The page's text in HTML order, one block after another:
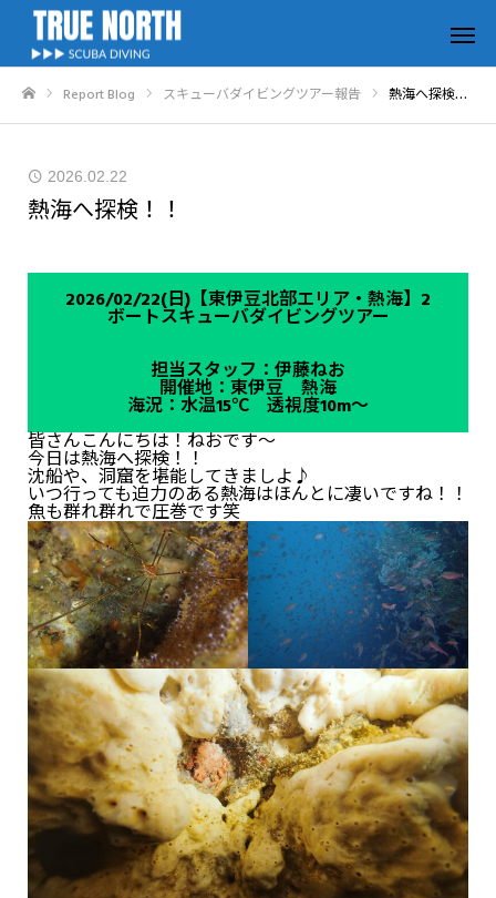
Report Blog スキューバダイビングツアー報告 熱海へ探検！！
2026.02.22
熱海へ探検！！
2026/02/22(日)【東伊豆北部エリア・熱海】2
ボートスキューバダイビングツアー
担当スタッフ：伊藤ねお
開催地：東伊豆 熱海
海況：水温15℃ 透視度10m～
皆さんこんにちは！ねおです～
今日は熱海へ探検！！
沈船や、洞窟を堪能してきましよ♪
いつ行っても迫力のある熱海はほんとに凄いですね！！
魚も群れ群れで圧巻です笑